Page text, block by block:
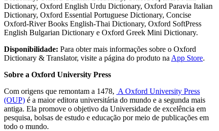
Dictionary, Oxford English Urdu Dictionary, Oxford Paravia Italian
Dictionary, Oxford Essential Portuguese Dictionary, Concise
Oxford-River Books English-Thai Dictionary, Oxford SoftPress
English Bulgarian Dictionary e Oxford Greek Mini Dictionary.
Disponibilidade: Para obter mais informações sobre o Oxford
Dictionary & Translator, visite a página do produto na App Store.
Sobre a Oxford University Press
Com origens que remontam a 1478, A Oxford University Press
(OUP) é a maior editora universitária do mundo e a segunda mais
antiga. Ela promove o objetivo da Universidade de excelência em
pesquisa, bolsas de estudo e educação por meio de publicações em
todo o mundo.